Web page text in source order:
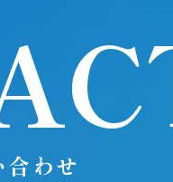
わせ